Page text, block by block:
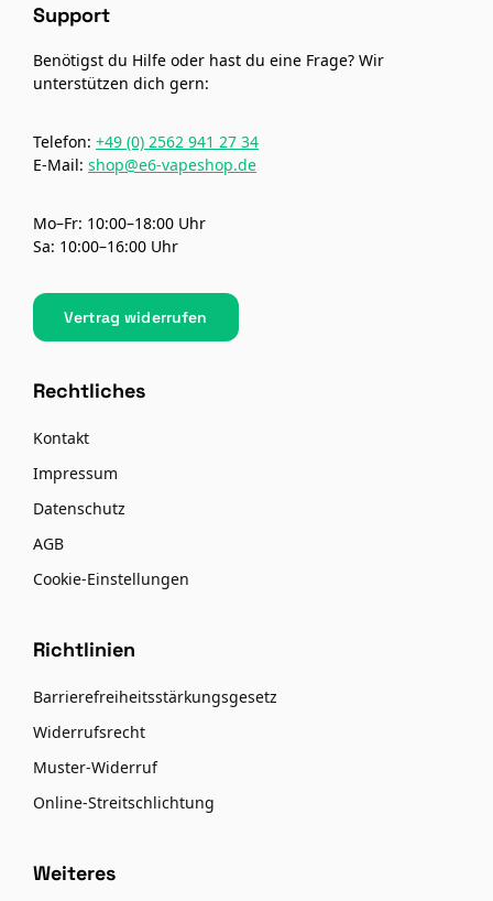
Support
Benötigst du Hilfe oder hast du eine Frage? Wir
unterstützen dich gern:
Telefon: +49 (0) 2562 941 27 34
E-Mail: shop@e6-vapeshop.de
Mo–Fr: 10:00–18:00 Uhr
Sa: 10:00–16:00 Uhr
Vertrag widerrufen
Rechtliches
Kontakt
Impressum
Datenschutz
AGB
Cookie-Einstellungen
Richtlinien
Barrierefreiheitsstärkungsgesetz
Widerrufsrecht
Muster-Widerruf
Online-Streitschlichtung
Weiteres